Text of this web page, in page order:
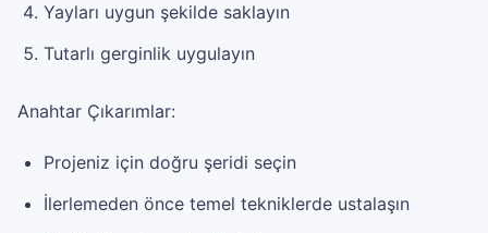
Yayları uygun şekilde saklayın
Tutarlı gerginlik uygulayın
Anahtar Çıkarımlar:
Projeniz için doğru şeridi seçin
İlerlemeden önce temel tekniklerde ustalaşın